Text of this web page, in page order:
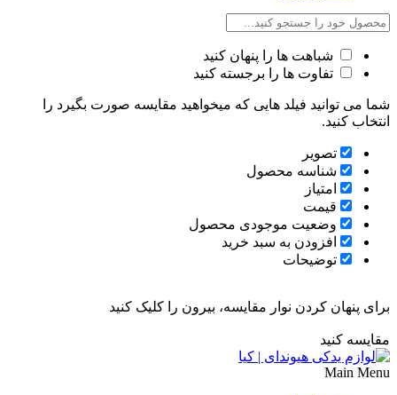
شباهت ها را پنهان کنید
تفاوت ها را برجسته کنید
شما می توانید فیلد هایی که میخواهید مقایسه صورت بگیرد را
انتخاب کنید.
تصویر
شناسه محصول
امتیاز
قیمت
وضعیت موجودی محصول
افزودن به سبد خرید
توضیحات
برای پنهان کردن نوار مقایسه، بیرون را کلیک کنید
مقایسه کنید
Main Menu